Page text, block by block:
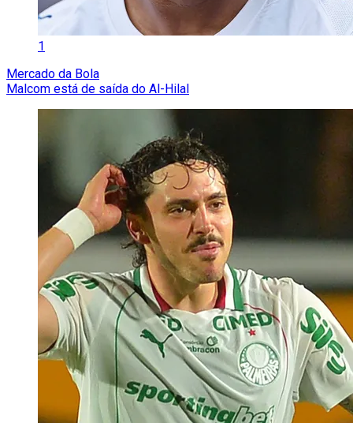
1
Mercado da Bola
Malcom está de saída do Al-Hilal